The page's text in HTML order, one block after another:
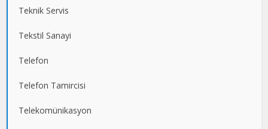
Teknik Servis
Tekstil Sanayi
Telefon
Telefon Tamircisi
Telekomünikasyon